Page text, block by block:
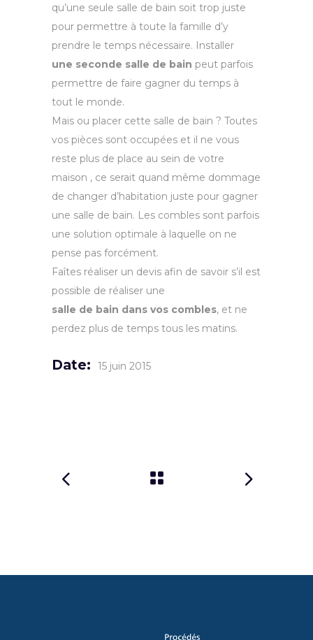
qu’une seule salle de bain soit trop juste
pour permettre à toute la famille d’y
prendre le temps nécessaire. Installer
une seconde salle de bain peut parfois
permettre de faire gagner du temps à
tout le monde.
Mais ou placer cette salle de bain ? Toutes
vos pièces sont occupées et il ne vous
reste plus de place au sein de votre
maison , ce serait quand même dommage
de changer d’habitation juste pour gagner
une salle de bain. Les combles sont parfois
une solution optimale à laquelle on ne
pense pas forcément.
Faîtes réaliser un devis afin de savoir s’il est
possible de réaliser une
salle de bain dans vos combles, et ne
perdez plus de temps tous les matins.
Date: 15 juin 2015